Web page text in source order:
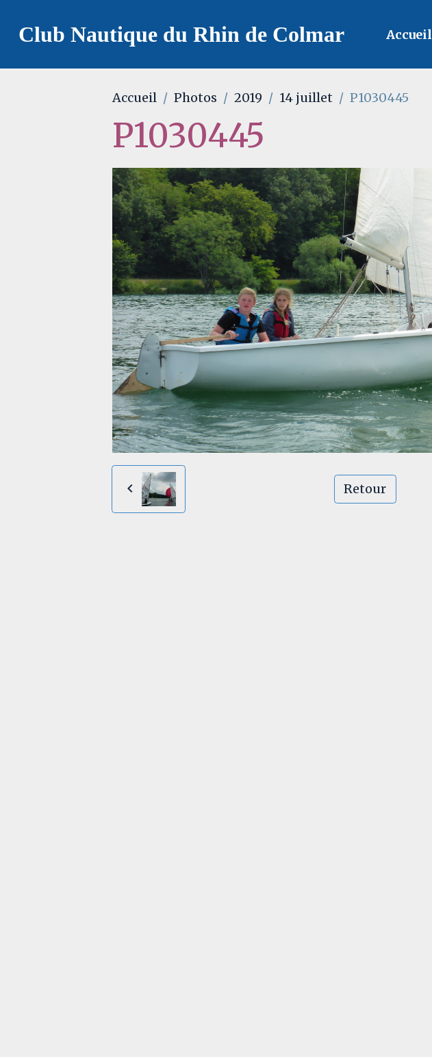
Club Nautique du Rhin de Colmar Accueil
Accueil Photos 2019 14 juillet P1030445
P1030445
Retour